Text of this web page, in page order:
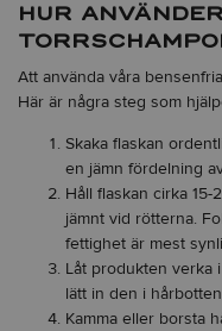
HUR
Att använda våra
Här är några steg som
Skaka flaskan
en jämn fördelning
Håll flaskan cirka
jämnt vid rötterna.
fettighet är mest
Låt produkten verka
lätt in den i
Kamma eller borsta